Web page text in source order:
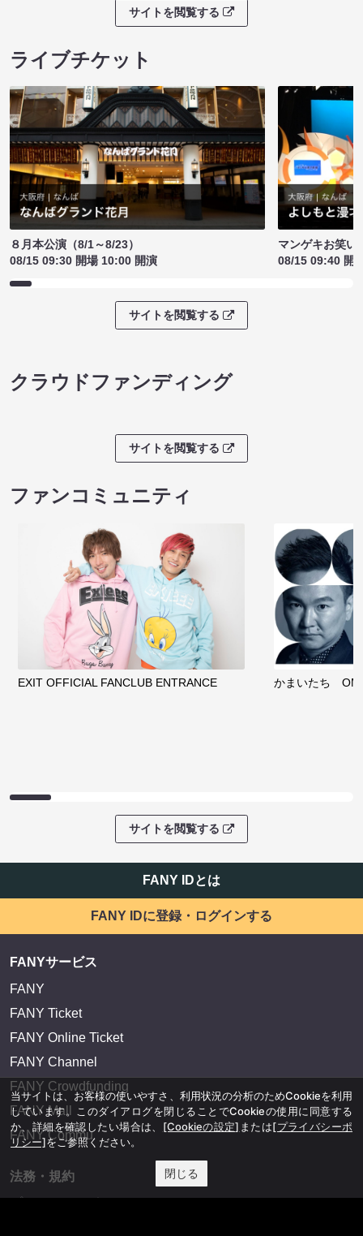
サイトを閲覧する
ライブチケット
８月本公演（8/1～8/23）
08/15 09:30 開場 10:00 開演
マンゲキお笑い
08/15 09:40 開
サイトを閲覧する
クラウドファンディング
サイトを閲覧する
ファンコミュニティ
EXIT OFFICIAL FANCLUB ENTRANCE かまいたち
サイトを閲覧する
FANY IDとは
FANY IDに登録・ログインする
FANYサービス
FANY
FANY Ticket
FANY Online Ticket
FANY Channel
FANY Crowdfunding
FANY Mall
FANY Commu
法務・規約
当サイトは、お客様の使いやすさ、利用状況の分析のためCookieを利用
しています。このダイアログを閉じることでCookieの使用に同意する
か、詳細を確認したい場合は、 [Cookieの設定] または[プライバシーポ
リシー]をご参照ください。
閉じる